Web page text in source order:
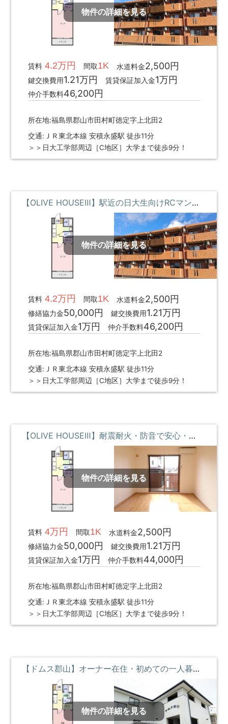
物件の詳細を見る
賃料4.2万円 間取1K 水道料金2,500円
鍵交換費用1.21万円 賃貸保証加入金1万円
仲介手数料46,200円
所在地:福島県郡山市田村町徳定字上北田2
交通:ＪＲ東北本線 安積永盛駅 徒歩11分
＞＞日大工学部周辺［C地区］大学まで徒歩9分！
【OLIVE HOUSEⅢ】駅近の日大生向けRCマンション **即入居募集中**
物件の詳細を見る
賃料4.2万円 間取1K 水道料金2,500円
修繕協力金50,000円 鍵交換費用1.21万円
賃貸保証加入金1万円 仲介手数料46,200円
所在地:福島県郡山市田村町徳定字上北田2
交通:ＪＲ東北本線 安積永盛駅 徒歩11分
＞＞日大工学部周辺［C地区］大学まで徒歩9分！
【OLIVE HOUSEⅢ】耐震耐火・防音で安心・駅近のRCマンション **即入居募集中**
物件の詳細を見る
賃料4万円 間取1K 水道料金2,500円
修繕協力金50,000円 鍵交換費用1.21万円
賃貸保証加入金1万円 仲介手数料44,000円
所在地:福島県郡山市田村町徳定字上北田2
交通:ＪＲ東北本線 安積永盛駅 徒歩11分
＞＞日大工学部周辺［C地区］大学まで徒歩9分！
【ドムス郡山】オーナー在住・初めての一人暮らしでも安心 ①階 **即入居募集中**
物件の詳細を見る